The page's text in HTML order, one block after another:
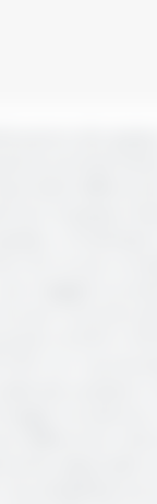
(central
di grasso
che la sua
maggiore
suini
di SFA e
con
variazioni
tra diverse
differenze
disponibili
di